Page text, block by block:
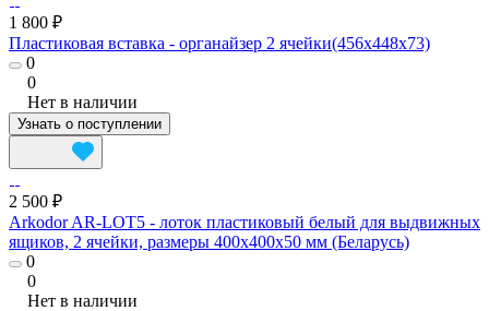
1 800 ₽
Пластиковая вставка - органайзер 2 ячейки(456х448х73)
0
0
Нет в наличии
Узнать о поступлении
2 500 ₽
Arkodor AR-LOT5 - лоток пластиковый белый для выдвижных
ящиков, 2 ячейки, размеры 400x400x50 мм (Беларусь)
0
0
Нет в наличии